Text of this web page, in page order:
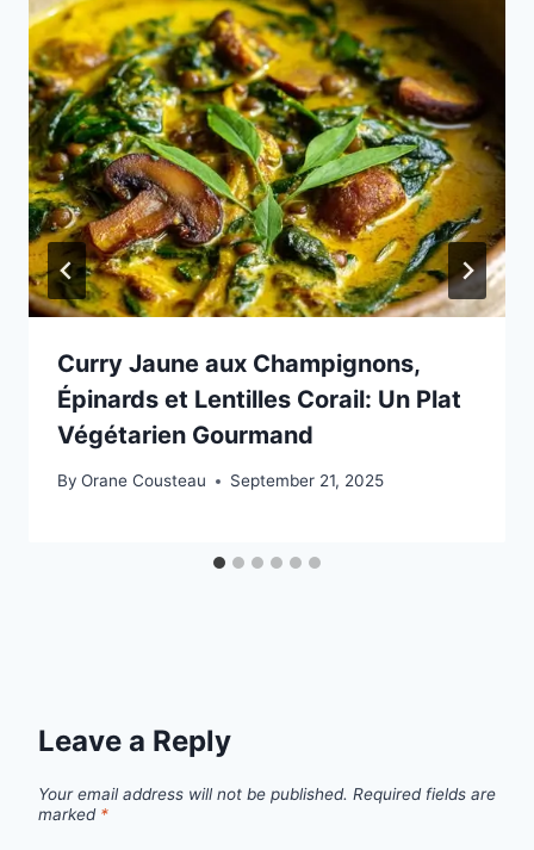
Curry Jaune aux Champignons,
Épinards et Lentilles Corail: Un Plat
Végétarien Gourmand
By Orane Cousteau September 21, 2025
Leave a Reply
Your email address will not be published. Required fields are
marked *